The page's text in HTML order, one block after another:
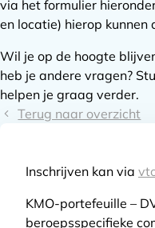
via het formulier
en locatie) hierop kunnen
Wil je op de hoogte
heb je andere vragen?
helpen je graag verder.
Terug naar overzicht
Inschrijven kan via
KMO-portefeuille –
beroepsspecifieke